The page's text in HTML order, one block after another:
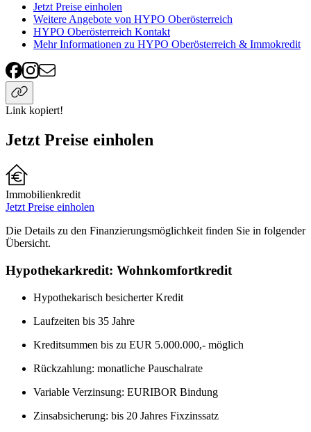
Jetzt Preise einholen
Weitere Angebote von HYPO Oberösterreich
HYPO Oberösterreich Kontakt
Mehr Informationen zu HYPO Oberösterreich & Immokredit
Link kopiert!
Jetzt Preise einholen
Immobilienkredit
Jetzt Preise einholen
Die Details zu den Finanzierungsmöglichkeit finden Sie in folgender
Übersicht.
Hypothekarkredit: Wohnkomfortkredit
Hypothekarisch besicherter Kredit
Laufzeiten bis 35 Jahre
Kreditsummen bis zu EUR 5.000.000,- möglich
Rückzahlung: monatliche Pauschalrate
Variable Verzinsung: EURIBOR Bindung
Zinsabsicherung: bis 20 Jahres Fixzinssatz